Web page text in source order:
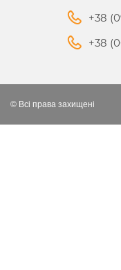
+38
+38
© Всі права захищені